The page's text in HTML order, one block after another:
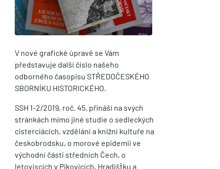
V nové grafické úpravě se Vám
představuje další číslo našeho
odborného časopisu STŘEDOČESKÉHO
SBORNÍKU HISTORICKÉHO.
SSH 1-2/2019, roč. 45, přináší na svých
stránkách mimo jiné studie o sedleckých
cisterciácích, vzdělání a knižní kultuře na
českobrodsku, o morové epidemii ve
východní části středních Čech, o
letoviscích v Pikovicích, Hradišťku a